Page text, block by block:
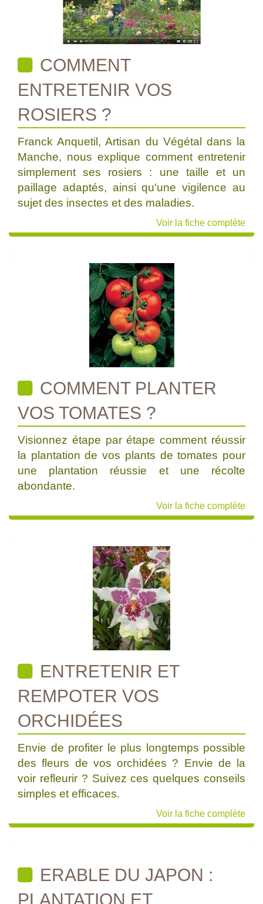
COMMENT
ENTRETENIR VOS
ROSIERS ?
Franck Anquetil, Artisan du Végétal dans la
Manche, nous explique comment entretenir
simplement ses rosiers : une taille et un
paillage adaptés, ainsi qu'une vigilence au
sujet des insectes et des maladies.
Voir la fiche complète
COMMENT PLANTER
VOS TOMATES ?
Visionnez étape par étape comment réussir
la plantation de vos plants de tomates pour
une plantation réussie et une récolte
abondante.
Voir la fiche complète
ENTRETENIR ET
REMPOTER VOS
ORCHIDÉES
Envie de profiter le plus longtemps possible
des fleurs de vos orchidées ? Envie de la
voir refleurir ? Suivez ces quelques conseils
simples et efficaces.
Voir la fiche complète
ERABLE DU JAPON :
PLANTATION ET